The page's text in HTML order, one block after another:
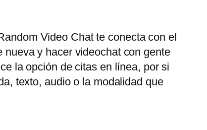
Video Chat te conecta con el
nueva y hacer videochat con gente
la opción de citas en línea, por si
texto, audio o la modalidad que